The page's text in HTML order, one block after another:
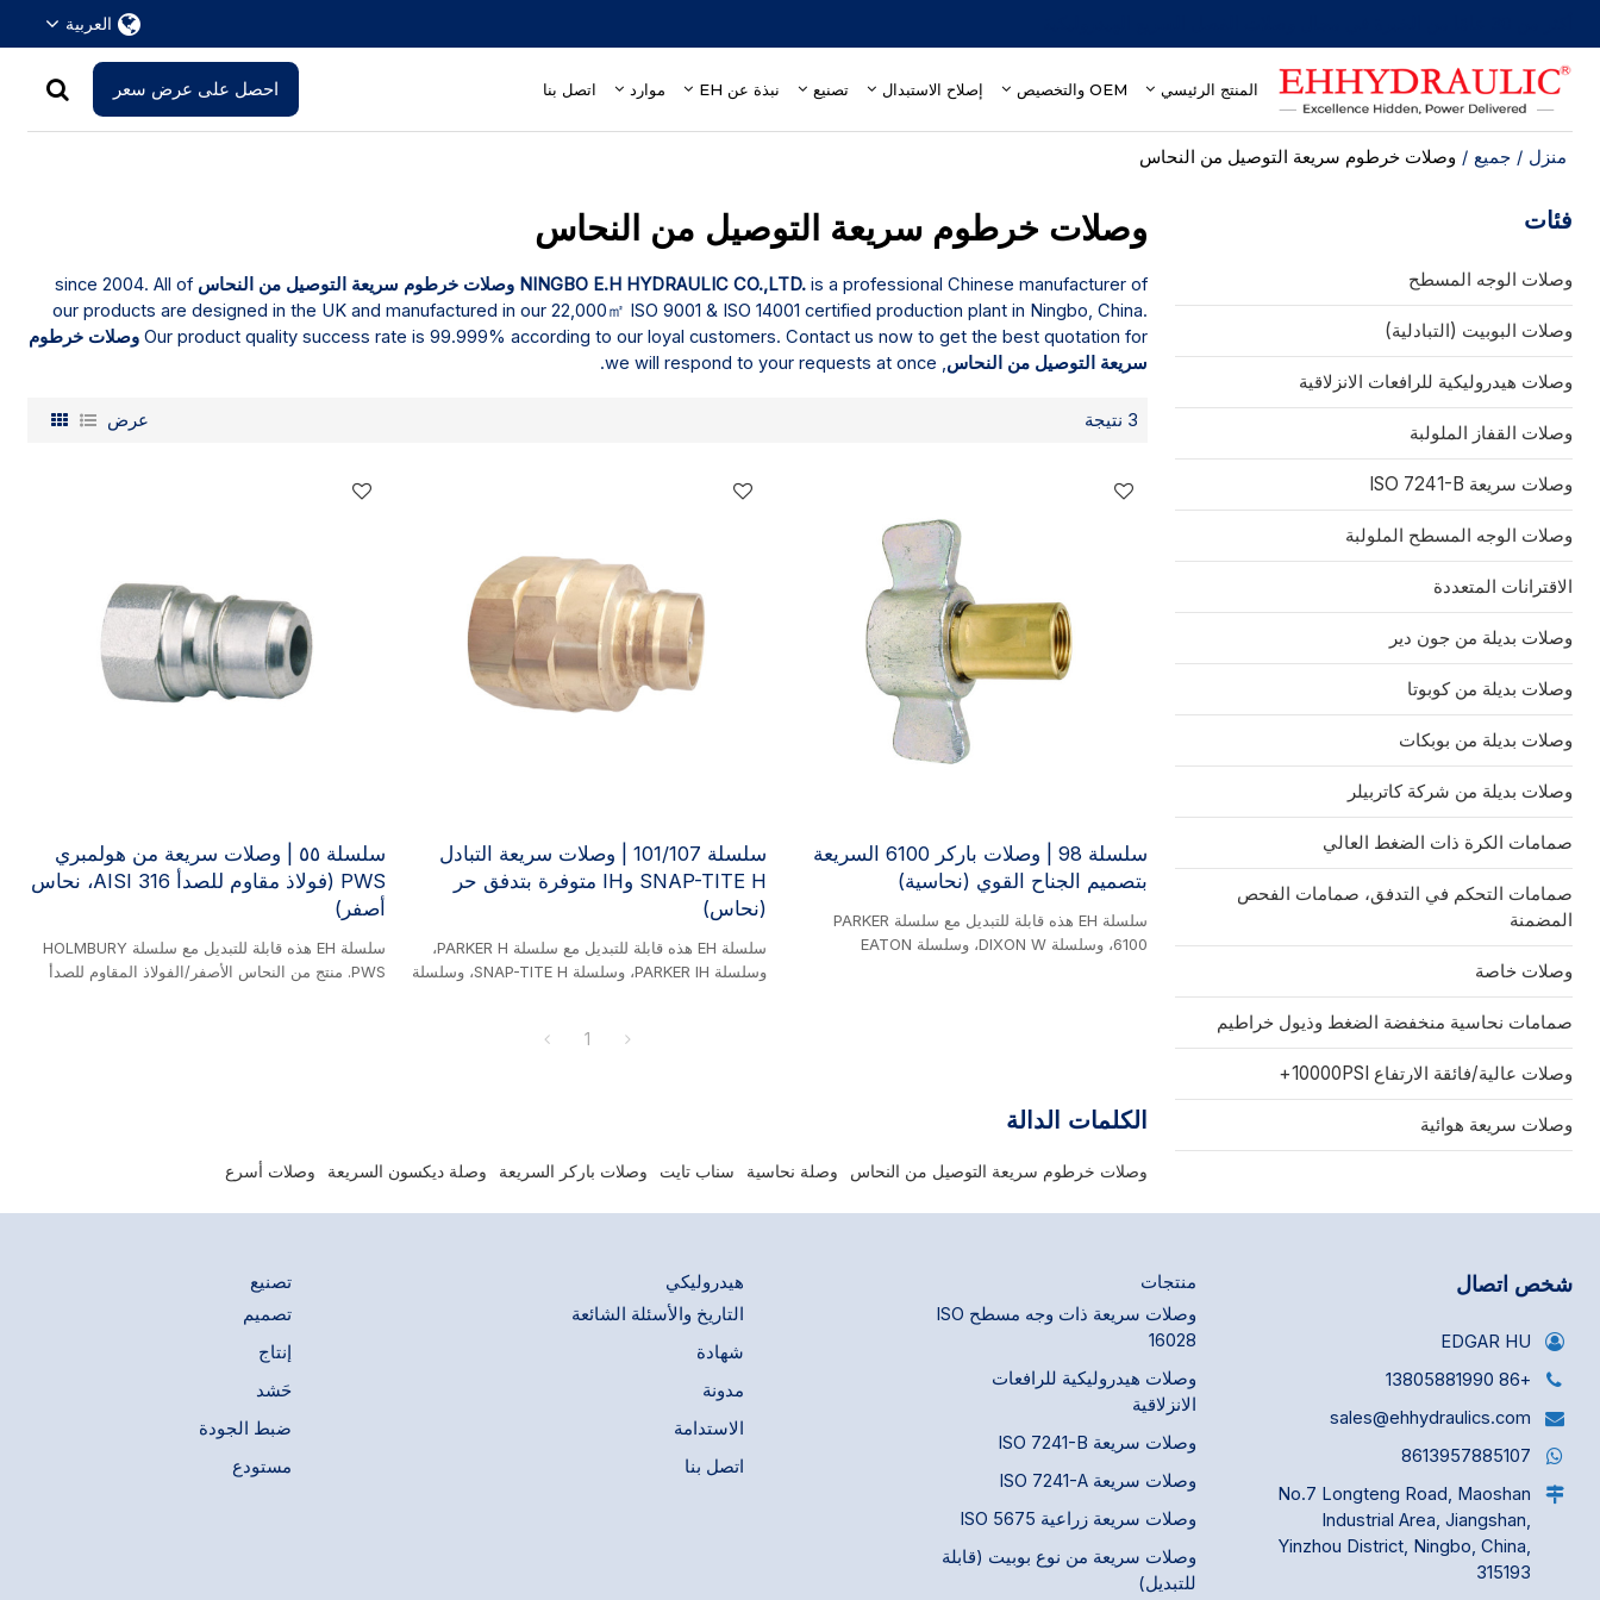
العربية
المنتج الرئيسي OEM والتخصيص إصلاح الاستبدال تصنيع نبذة عن EH موارد اتصل بنا احصل على عرض سعر
منزل / جميع / وصلات خرطوم سريعة التوصيل من النحاس
وصلات خرطوم سريعة التوصيل من النحاس
NINGBO E.H HYDRAULIC CO.,LTD.is a professional Chinese manufacturer of وصلات خرطوم سريعة التوصيل من النحاس since 2004. All of
our products are designed in the UK and manufactured in our 22,000㎡ ISO 9001 & ISO 14001 certified production plant in Ningbo, China.
Our product quality success rate is 99.999% according to our loyal customers. Contact us now to get the best quotation for وصلات خرطوم
سريعة التوصيل من النحاس, we will respond to your requests at once.
3 نتيجة عرض
سلسلة 98 | وصلات باركر 6100 السريعة
بتصميم الجناح القوي (نحاسية)
سلسلة EH هذه قابلة للتبديل مع سلسلة PARKER
6100، وسلسلة DIXON W، وسلسلة EATON
مما يتيح سهولة التوصيل/الفصل اليدوي. متوافقة مع
معايير التبادل الأمريكية لضمان توافق سلس.
سلسلة 101/107 | وصلات سريعة التبادل
SNAP-TITE H وIH متوفرة بتدفق حر
(نحاس)
سلسلة EH هذه قابلة للتبديل مع سلسلة PARKER H،
وسلسلة PARKER IH، وسلسلة SNAP-TITE H، وسلسلة
STUCCHI SH. منتج نحاسي. تُستخدم وصلات السلسلة
سلسلة ٥٥ | وصلات سريعة من هولمبري
PWS (فولاذ مقاوم للصدأ AISI 316، نحاس
أصفر)
سلسلة EH هذه قابلة للتبديل مع سلسلة HOLMBURY
PWS. منتج من النحاس الأصفر/الفولاذ المقاوم للصدأ
1
الكلمات الدالة
وصلات خرطوم سريعة التوصيل من النحاس وصلة نحاسية سناب تايت وصلات باركر السريعة وصلة ديكسون السريعة وصلات أسرع
فئات
وصلات الوجه المسطح
وصلات البوبيت (التبادلية)
وصلات هيدروليكية للرافعات الانزلاقية
وصلات القفاز الملولبة
وصلات سريعة ISO 7241-B
وصلات الوجه المسطح الملولبة
الاقترانات المتعددة
وصلات بديلة من جون دير
وصلات بديلة من كوبوتا
وصلات بديلة من بوبكات
وصلات بديلة من شركة كاتربيلر
صمامات الكرة ذات الضغط العالي
صمامات التحكم في التدفق، صمامات الفحص
المضمنة
وصلات خاصة
صمامات نحاسية منخفضة الضغط وذيول خراطيم
وصلات عالية/فائقة الارتفاع 10000PSI+
وصلات سريعة هوائية
شخص اتصال
EDGAR HU
+86 13805881990
sales@ehhydraulics.com
8613957885107
No.7 Longteng Road, Maoshan
Industrial Area, Jiangshan,
Yinzhou District, Ningbo, China,
315193
منتجات
وصلات سريعة ذات وجه مسطح ISO
16028
وصلات هيدروليكية للرافعات
الانزلاقية
وصلات سريعة ISO 7241-B
وصلات سريعة ISO 7241-A
وصلات سريعة زراعية ISO 5675
وصلات سريعة من نوع بوبيت (قابلة
للتبديل)
هيدروليكي
التاريخ والأسئلة الشائعة
شهادة
مدونة
الاستدامة
اتصل بنا
تصنيع
تصميم
إنتاج
حَشد
ضبط الجودة
مستودع